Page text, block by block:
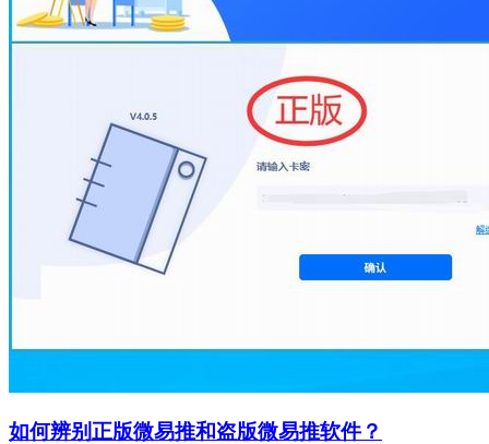
如何辨别正版微易推和盗版微易推软件？